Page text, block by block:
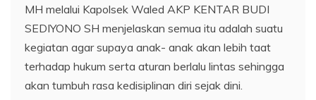
MH melalui Kapolsek Waled AKP KENTAR BUDI
SEDIYONO SH menjelaskan semua itu adalah suatu
kegiatan agar supaya anak- anak akan lebih taat
terhadap hukum serta aturan berlalu lintas sehingga
akan tumbuh rasa kedisiplinan diri sejak dini.